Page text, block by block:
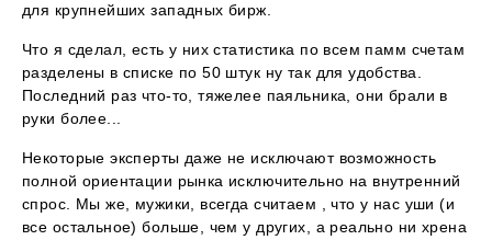
для крупнейших западных бирж.
Что я сделал, есть у них статистика по всем памм счетам
разделены в списке по 50 штук ну так для удобства.
Последний раз что-то, тяжелее паяльника, они брали в
руки более...
Некоторые эксперты даже не исключают возможность
полной ориентации рынка исключительно на внутренний
спрос. Мы же, мужики, всегда считаем , что у нас уши (и
все остальное) больше, чем у других, а реально ни хрена